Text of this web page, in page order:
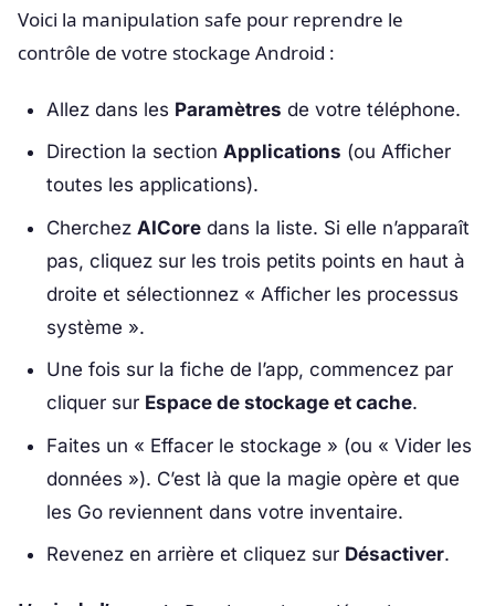
Voici la manipulation safe pour reprendre le
contrôle de votre stockage Android :
Allez dans les Paramètres de votre téléphone.
Direction la section Applications (ou Afficher
toutes les applications).
Cherchez AICoredans la liste. Si elle n’apparaît
pas, cliquez sur les trois petits points en haut à
droite et sélectionnez « Afficher les processus
système ».
Une fois sur la fiche de l’app, commencez par
cliquer sur Espace de stockage et cache.
Faites un « Effacer le stockage » (ou « Vider les
données »). C’est là que la magie opère et que
les Go reviennent dans votre inventaire.
Revenez en arrière et cliquez sur Désactiver.